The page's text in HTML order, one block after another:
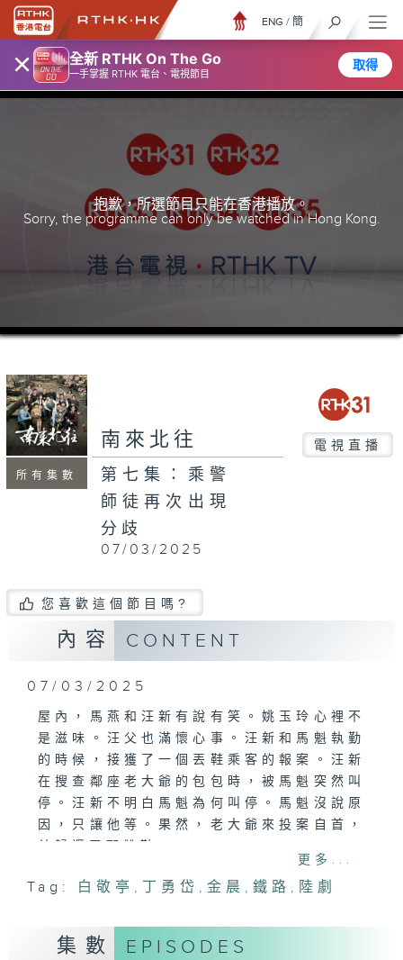
× 全新 RTHK On The Go
一手掌握 RTHK 電台、電視節目
取得
ENG / 簡
抱歉，所選節目只能在香港播放。
Sorry, the programme can only be watched in Hong Kong.
所有集數
南來北往 電視直播
第七集：乘警
師徒再次出現
分歧
07/03/2025
您喜歡這個節目嗎?
內容 CONTENT
07/03/2025
屋內，馬燕和汪新有說有笑。姚玉玲心裡不
是滋味。汪父也滿懷心事。汪新和馬魁執勤
的時候，接獲了一個丟鞋乘客的報案。汪新
在搜查鄰座老大爺的包包時，被馬魁突然叫
停。汪新不明白馬魁為何叫停。馬魁沒說原
因，只讓他等。果然，老大爺來投案自首，
更多...
Tag: 白敬亭 , 丁勇岱 ,金晨 ,鐵路 , 陸劇
集數 EPISODES